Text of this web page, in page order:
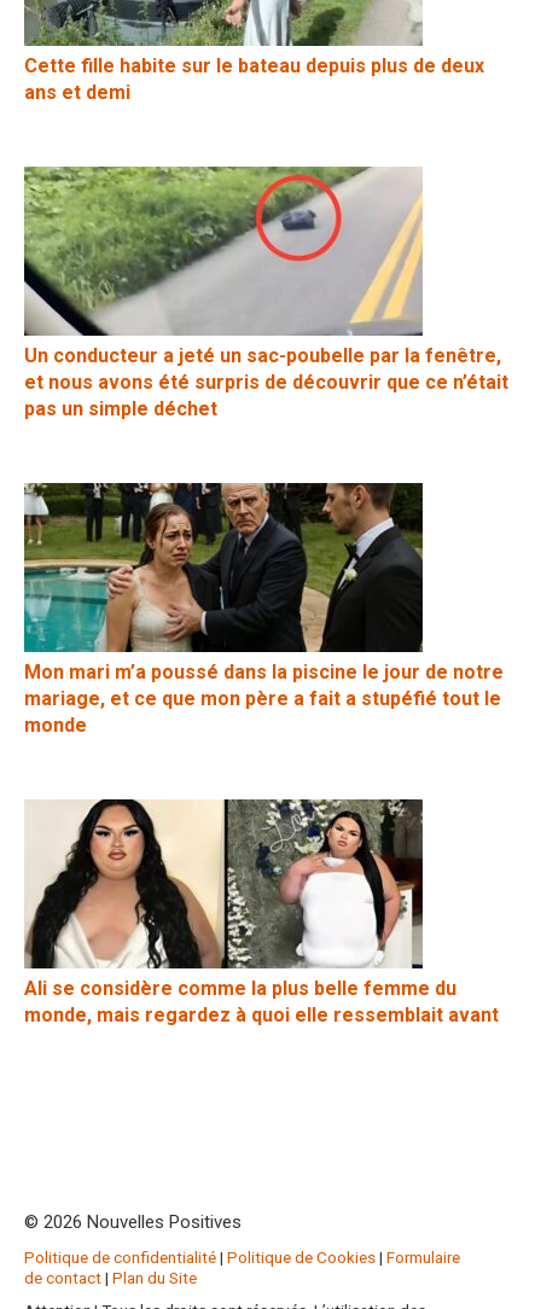
Cette fille habite sur le bateau depuis plus de deux
ans et demi
Un conducteur a jeté un sac-poubelle par la fenêtre,
et nous avons été surpris de découvrir que ce n’était
pas un simple déchet
Mon mari m’a poussé dans la piscine le jour de notre
mariage, et ce que mon père a fait a stupéfié tout le
monde
Ali se considère comme la plus belle femme du
monde, mais regardez à quoi elle ressemblait avant
© 2026 Nouvelles Positives
Politique de confidentialité| Politique de Cookies| Formulaire
de contact| Plan du Site